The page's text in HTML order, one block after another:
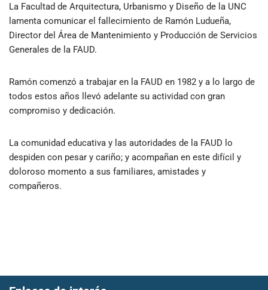
La Facultad de Arquitectura, Urbanismo y Diseño de la UNC
lamenta comunicar el fallecimiento de Ramón Ludueña,
Director del Área de Mantenimiento y Producción de Servicios
Generales de la FAUD.
Ramón comenzó a trabajar en la FAUD en 1982 y a lo largo de
todos estos años llevó adelante su actividad con gran
compromiso y dedicación.
La comunidad educativa y las autoridades de la FAUD lo
despiden con pesar y cariño; y acompañan en este difícil y
doloroso momento a sus familiares, amistades y
compañeros.